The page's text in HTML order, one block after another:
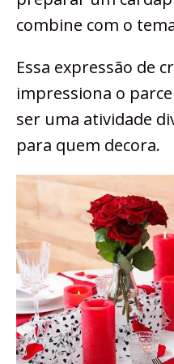
combine com o
Essa expressão de
impressiona o
ser uma atividade
para quem decora.